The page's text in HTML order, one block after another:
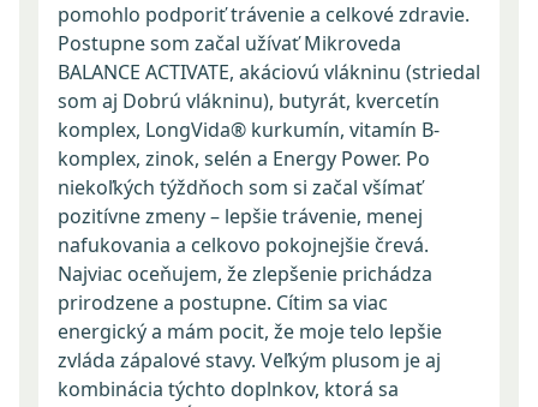
pomohlo podporiť trávenie a celkové zdravie.
Postupne som začal užívať Mikroveda
BALANCE ACTIVATE, akáciovú vlákninu (striedal
som aj Dobrú vlákninu), butyrát, kvercetín
komplex, LongVida® kurkumín, vitamín B-
komplex, zinok, selén a Energy Power. Po
niekoľkých týždňoch som si začal všímať
pozitívne zmeny – lepšie trávenie, menej
nafukovania a celkovo pokojnejšie črevá.
Najviac oceňujem, že zlepšenie prichádza
prirodzene a postupne. Cítim sa viac
energický a mám pocit, že moje telo lepšie
zvláda zápalové stavy. Veľkým plusom je aj
kombinácia týchto doplnkov, ktorá sa